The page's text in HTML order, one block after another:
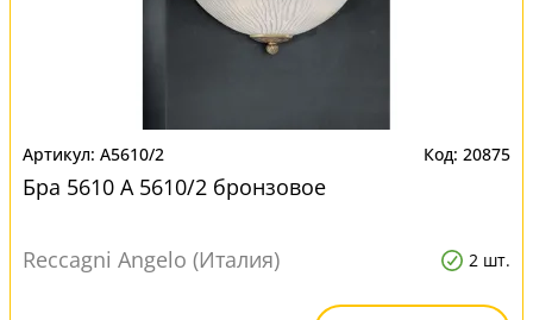
A5610/2 20875
Бра 5610 A 5610/2 бронзовое
Reccagni Angelo (Италия) 2 шт.